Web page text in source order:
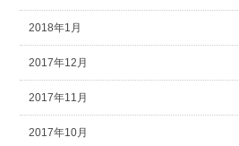
2018年1月
2017年12月
2017年11月
2017年10月